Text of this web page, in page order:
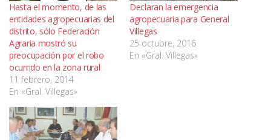
Hasta el momento, de las
entidades agropecuarias del
distrito, sólo Federación
Agraria mostró su
preocupación por el robo
ocurrido en la zona rural
11 febrero, 2014
En «Gral. Villegas»
Declaran la emergencia
agropecuaria para General
Villegas
25 octubre, 2016
En «Gral. Villegas»